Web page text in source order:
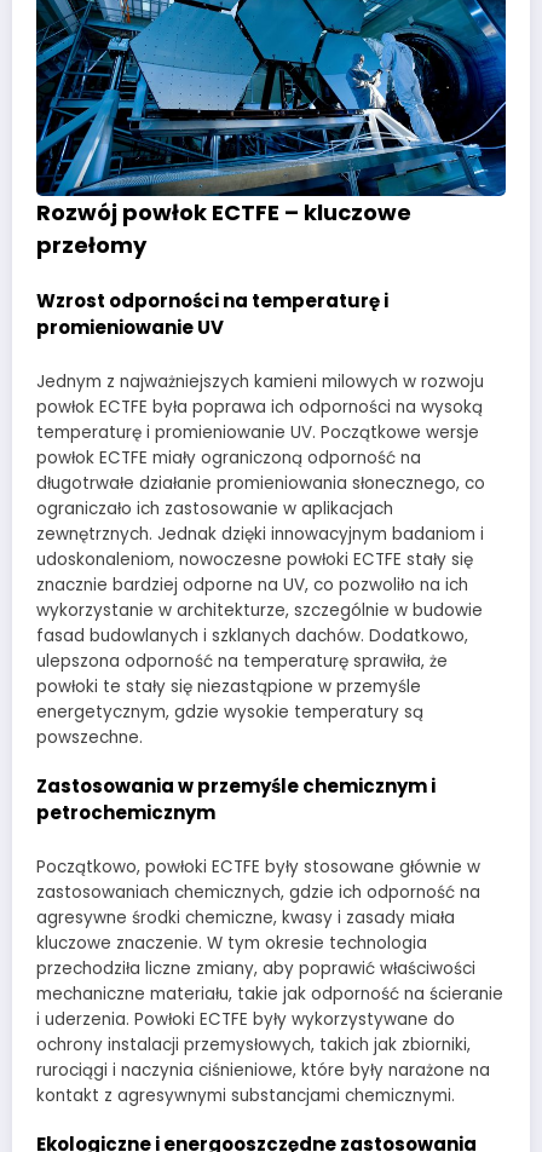
Rozwój powłok ECTFE – kluczowe
przełomy
Wzrost odporności na temperaturę i
promieniowanie UV
Jednym z najważniejszych kamieni milowych w rozwoju
powłok ECTFE była poprawa ich odporności na wysoką
temperaturę i promieniowanie UV. Początkowe wersje
powłok ECTFE miały ograniczoną odporność na
długotrwałe działanie promieniowania słonecznego, co
ograniczało ich zastosowanie w aplikacjach
zewnętrznych. Jednak dzięki innowacyjnym badaniom i
udoskonaleniom, nowoczesne powłoki ECTFE stały się
znacznie bardziej odporne na UV, co pozwoliło na ich
wykorzystanie w architekturze, szczególnie w budowie
fasad budowlanych i szklanych dachów. Dodatkowo,
ulepszona odporność na temperaturę sprawiła, że
powłoki te stały się niezastąpione w przemyśle
energetycznym, gdzie wysokie temperatury są
powszechne.
Zastosowania w przemyśle chemicznym i
petrochemicznym
Początkowo, powłoki ECTFE były stosowane głównie w
zastosowaniach chemicznych, gdzie ich odporność na
agresywne środki chemiczne, kwasy i zasady miała
kluczowe znaczenie. W tym okresie technologia
przechodziła liczne zmiany, aby poprawić właściwości
mechaniczne materiału, takie jak odporność na ścieranie
i uderzenia. Powłoki ECTFE były wykorzystywane do
ochrony instalacji przemysłowych, takich jak zbiorniki,
rurociągi i naczynia ciśnieniowe, które były narażone na
kontakt z agresywnymi substancjami chemicznymi.
Ekologiczne i energooszczędne zastosowania